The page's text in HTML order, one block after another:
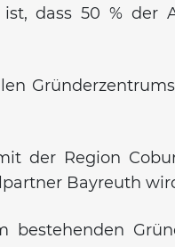
dass 50 % der
der Region
Bayreuth